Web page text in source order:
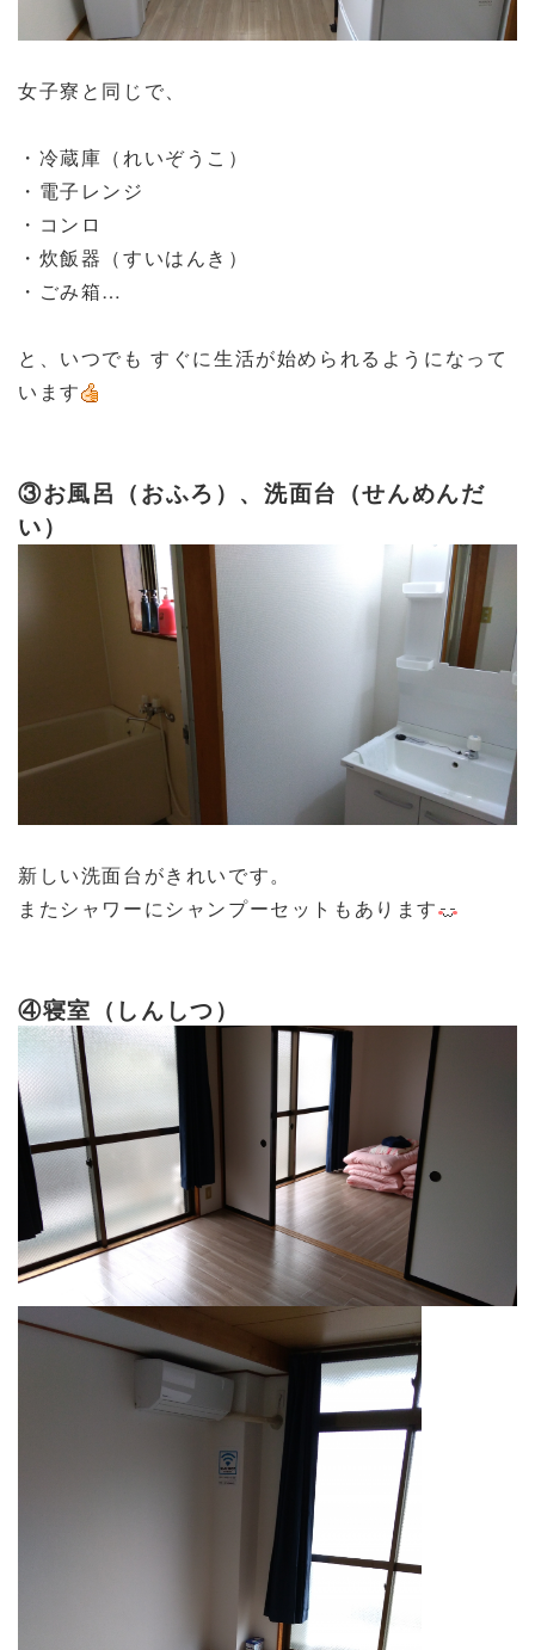
女子寮と同じで、
・冷蔵庫（れいぞうこ）
・電子レンジ
・コンロ
・炊飯器（すいはんき）
・ごみ箱…
と、いつでも すぐに生活が始められるようになって
います
③お風呂（おふろ）、洗面台（せんめんだ
い）
新しい洗面台がきれいです。
またシャワーにシャンプーセットもあります
④寝室（しんしつ）